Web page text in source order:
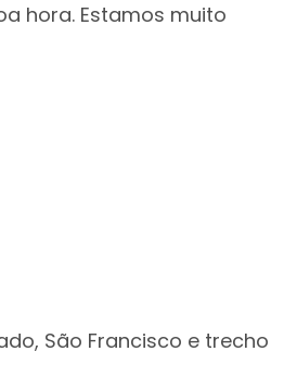
hora. Estamos muito
São Francisco e trecho